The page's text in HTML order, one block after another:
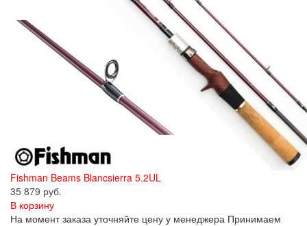
Fishman Beams Blancsierra 5.2UL
35 879 руб.
В корзину
На момент заказа уточняйте цену у менеджера Принимаем